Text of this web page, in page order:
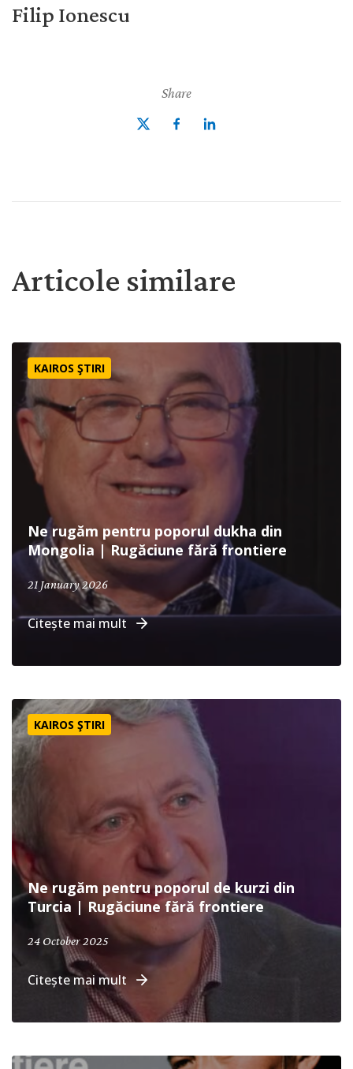
Filip Ionescu
Share
Articole similare
Ne rugăm pentru poporul dukha din Mongolia |
Ne rugăm pentru poporul dukha din
Mongolia | Rugăciune fără frontiere
KAIROS ŞTIRI
21 January 2026January 21, 2026
Citește mai mult
Ne rugăm pentru poporul de kurzi din Turcia |
Ne rugăm pentru poporul de kurzi din
Turcia | Rugăciune fără frontiere
KAIROS ŞTIRI
24 October 2025
Citește mai mult
Calendar de rugăciune pentru grupuri etnice